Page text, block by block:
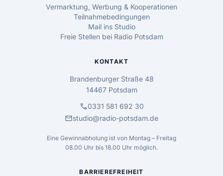
Vermarktung, Werbung & Kooperationen
Teilnahmebedingungen
Mail ins Studio
Freie Stellen bei Radio Potsdam
KONTAKT
Brandenburger Straße 48
14467 Potsdam
call0331 581 692 30
mailstudio@radio-potsdam.de
Eine Gewinnabholung ist von Montag – Freitag
08.00 Uhr bis 18.00 Uhr möglich.
BARRIEREFREIHEIT